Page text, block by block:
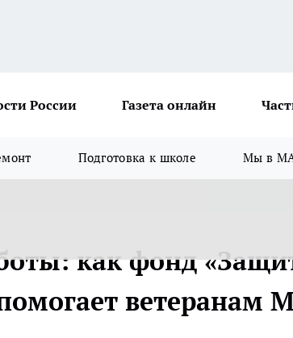
России Газета онлайн
Подготовка к школе Мы в
как фонд
ветеранам